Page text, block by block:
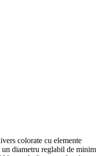
colorate cu elemente
diametru reglabil de minim